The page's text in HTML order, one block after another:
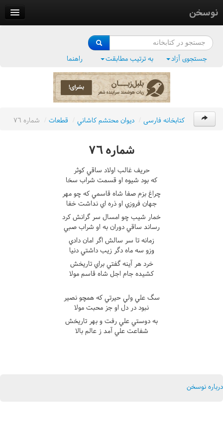
نوسخن
فرهنگ واژگان
جستجوی آزاد به ترتیب مطابقت راهنما
کتابخانه فارسی / ديوان محتشم کاشاني / قطعات / شماره ٧٦
شماره ٧٦
حريف غالب اولاد ساقي کوثر
که بود شيوه او قسمت شراب سخا
چراغ بزم صفا شاه قاسمي که چو مهر
جهان فروزي او ذره اي نداشت خفا
خمار شيب چو امسال سر گرانش کرد
رساند ساقي دوران به او شراب صبي
زمانه تا سر سالش اگر امان دادي
وزو سه ماه دگر زيب داشتي دنيا
خرد هر آينه گفتي براي تاريخش
کشيده جام اجل شاه قاسم مولا
سگ علي ولي حيرتي که همچو نصير
نبود در دل او جز محبت مولا
به دوستي علي رفت و بهر تاريخش
شفاعت علي آمد ز عالم بالا
درباره نوسخن